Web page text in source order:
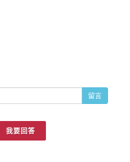
留言
我要回答